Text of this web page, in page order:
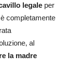
legale per
completamente
al
la madre